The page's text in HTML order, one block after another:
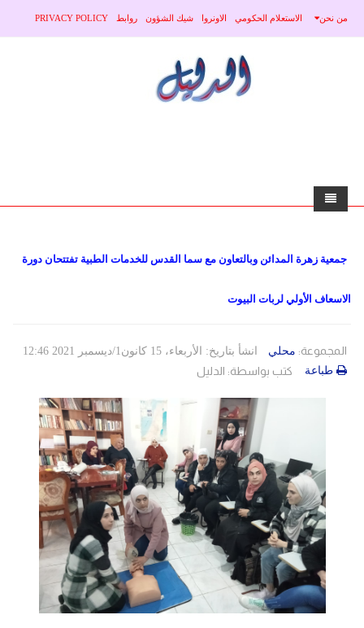
من نحن الاستعلام الحكومي الاونروا شيك الشؤون روابط PRIVACY POLICY
جمعية زهرة المدائن وبالتعاون مع سما القدس للخدمات الطبية تفتتحان دورة
الاسعاف الأولي لربات البيوت
المجموعة: محلي انشأ بتاريخ: الأربعاء، 15 كانون1/ديسمبر 2021 12:46
كتب بواسطة: الدليل طباعة
محلي
دولي
منوعات
حوادث
التنمية الاجتماعية
المنحة القطرية
الاونروا
فلسطين
لبنان
سوريا
مقالات